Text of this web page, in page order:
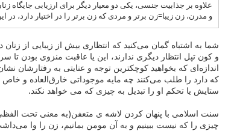
علاوه بر جذابیت جنسی، یکی دو معیار دیگر برای ارزیابی جایگاه
و مدرن، زن زیبا=زن برتر و مردی که زن برتر را در اختیار دارد،
شما به اشتباه گمان می‌کنید که انتظاری بیش از زیبایی از
و کون تپل انتظار دیگری ندارند، این یا عاقبت منزوی بودن
اندازه‌ای که بخواهید کوچکترین توجه و عنایتی به رفتارشان
که دارد را طلب می‌کنند چه مایه موجوداتی خارق‌العاده و
ستایش یا تحکم او را تبدیل به چیزی که می خواهد نکند.
سنت اسلامی با پنهان کردن لاشه ی متعفن(به معنی تحت
چیزی را که نیست ببینیم و به آن مومن بمانیم، زن را وا